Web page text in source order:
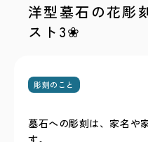
洋型墓石の花彫
スト3❀
彫刻のこと
墓石への彫刻は、家名や
す。